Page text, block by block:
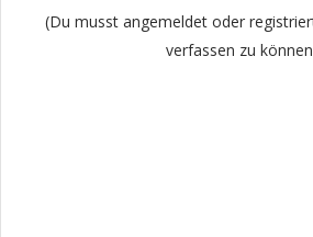
(Du musst angemeldet oder
verfassen zu